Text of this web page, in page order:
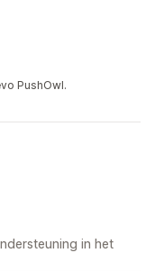
PushOwl.
in het